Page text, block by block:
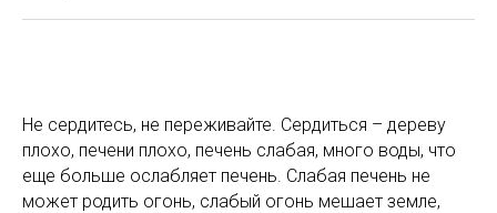
Не сердитесь, не переживайте. Сердиться – дереву
плохо, печени плохо, печень слабая, много воды, что
еще больше ослабляет печень. Слабая печень не
может родить огонь, слабый огонь мешает земле,